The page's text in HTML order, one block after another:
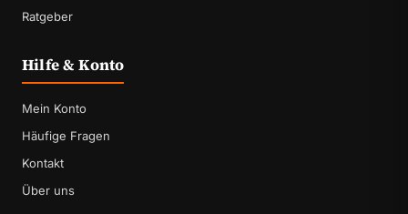
Ratgeber
Hilfe & Konto
Mein Konto
Häufige Fragen
Kontakt
Über uns